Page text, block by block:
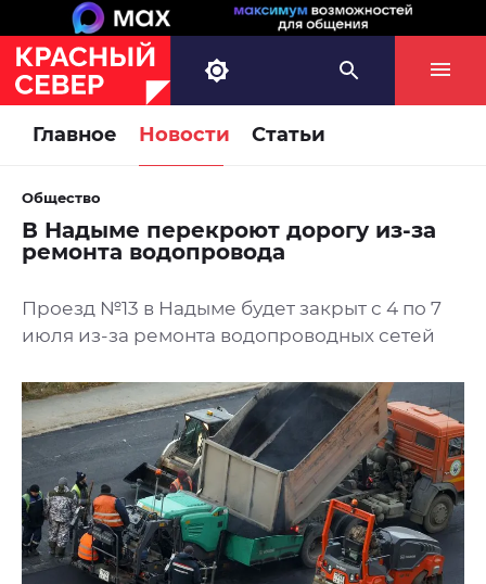
Главное Новости Статьи
Общество
В Надыме перекроют дорогу из-за
ремонта водопровода
Проезд №13 в Надыме будет закрыт с 4 по 7
июля из-за ремонта водопроводных сетей